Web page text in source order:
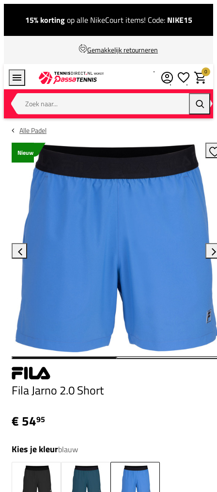
15% kortingop alle NikeCourt items! Code: NIKE15
Gemakkelijk retourneren
Zoek naar...
0
Alle Padel
Nieuw
Fila Jarno 2.0 Short
€ 5495
Kies je kleurblauw